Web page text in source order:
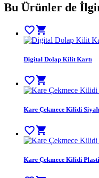
Bu Ürünler de
favorite_bordershopping_cart
Digital Dolap Kilit Kartı
favorite_bordershopping_cart
Kare Çekmece Kilidi
favorite_bordershopping_cart
Kare Çekmece Kilidi